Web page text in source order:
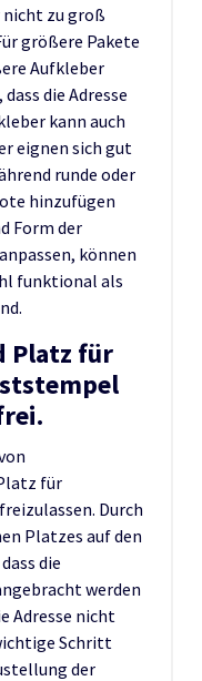
zu groß
größere Pakete
Aufkleber
die Adresse
kann auch
eignen sich gut
runde oder
hinzufügen
Form der
können
funktional als
Platz für
für
Durch
Platzes auf den
die
werden
Adresse nicht
Schritt
der